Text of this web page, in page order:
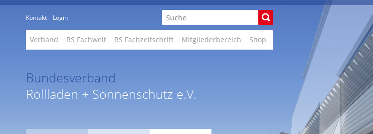
Kontakt Login
Verband RS Fachwelt RS Fachzeitschrift Mitgliederbereich Shop
Bundesverband
Rollladen + Sonnenschutz e.V.